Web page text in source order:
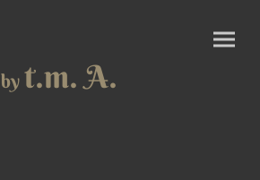
byt.m. A.